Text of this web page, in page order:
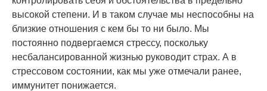
высокой степени. И в таком случае мы неспособны на
близкие отношения с кем бы то ни было. Мы
постоянно подвергаемся стрессу, поскольку
несбалансированной жизнью руководит страх. А в
стрессовом состоянии, как мы уже отмечали ранее,
иммунитет понижается.